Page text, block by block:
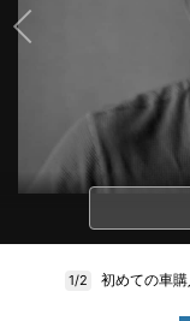
1/2 初めての車